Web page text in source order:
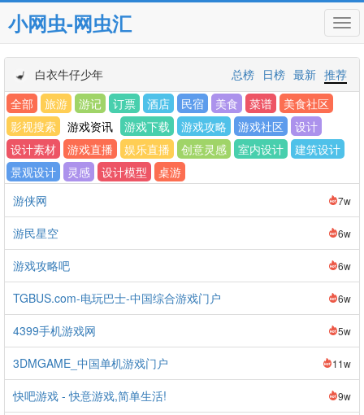
小网虫-网虫汇
白衣牛仔少年 推荐
最新
日榜
总榜
全部
旅游 游记 订票 酒店 民宿 美食 菜谱
美食社区
影视搜索
游戏资讯 游戏下载 游戏攻略 游戏社区
设计
设计素材
游戏直播 娱乐直播 创意灵感 室内设计
建筑设计
景观设计
灵感 设计模型
桌游
游侠网
7w
游民星空 6w
游戏攻略吧 6w
TGBUS.com-电玩巴士-中国综合游戏门户 6w
4399手机游戏网 5w
3DMGAME_中国单机游戏门户 11w
快吧游戏 - 快意游戏,简单生活! 9w